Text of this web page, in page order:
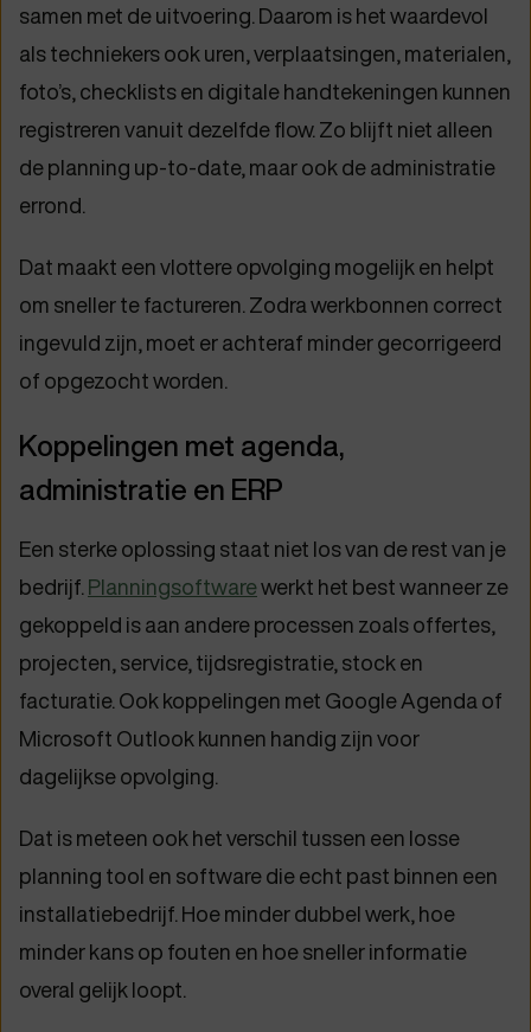
samen met de uitvoering. Daarom is het waardevol
als techniekers ook uren, verplaatsingen, materialen,
foto’s, checklists en digitale handtekeningen kunnen
registreren vanuit dezelfde flow. Zo blijft niet alleen
de planning up-to-date, maar ook de administratie
errond.
Dat maakt een vlottere opvolging mogelijk en helpt
om sneller te factureren. Zodra werkbonnen correct
ingevuld zijn, moet er achteraf minder gecorrigeerd
of opgezocht worden.
Koppelingen met agenda,
administratie en ERP
Een sterke oplossing staat niet los van de rest van je
bedrijf.Planningsoftwarewerkt het best wanneer ze
gekoppeld is aan andere processen zoals offertes,
projecten, service, tijdsregistratie, stock en
facturatie. Ook koppelingen met Google Agenda of
Microsoft Outlook kunnen handig zijn voor
dagelijkse opvolging.
Dat is meteen ook het verschil tussen een losse
planning tool en software die echt past binnen een
installatiebedrijf. Hoe minder dubbel werk, hoe
minder kans op fouten en hoe sneller informatie
overal gelijk loopt.